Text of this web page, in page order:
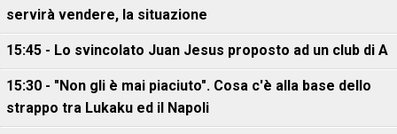
servirà vendere, la situazione
15:45 - Lo svincolato Juan Jesus proposto ad un club di A
15:30 - "Non gli è mai piaciuto". Cosa c'è alla base dello
strappo tra Lukaku ed il Napoli